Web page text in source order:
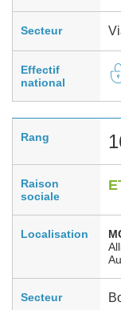
Secteur
Effectif
national
Rang
Raison
sociale
Localisation
Secteur